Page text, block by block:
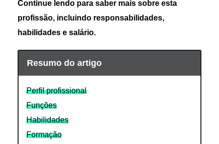
Continue lendo para saber mais sobre esta
profissão, incluindo responsabilidades,
habilidades e salário.
Resumo do artigo
Perfil profissional
Funções
Habilidades
Formação